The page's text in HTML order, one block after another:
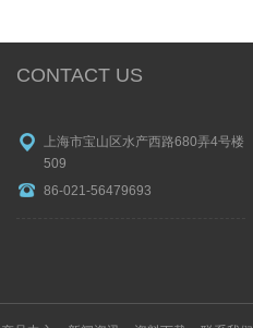
CONTACT US
上海市宝山区水产西路680弄4号楼
509
86-021-56479693